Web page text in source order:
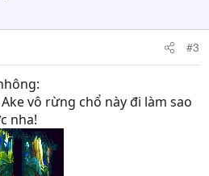
#3
vô rừng chổ này đi làm sao
nha!